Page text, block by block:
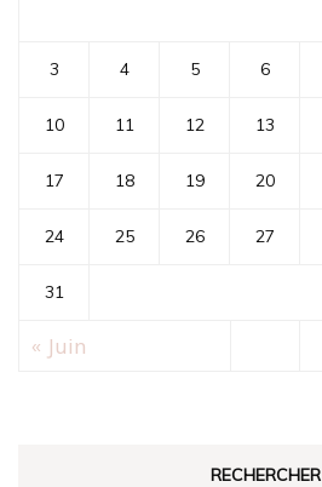
3 4 5 6
10 11 12 13
17 18 19 20
24 25 26 27
31
« Juin
RECHERCHER